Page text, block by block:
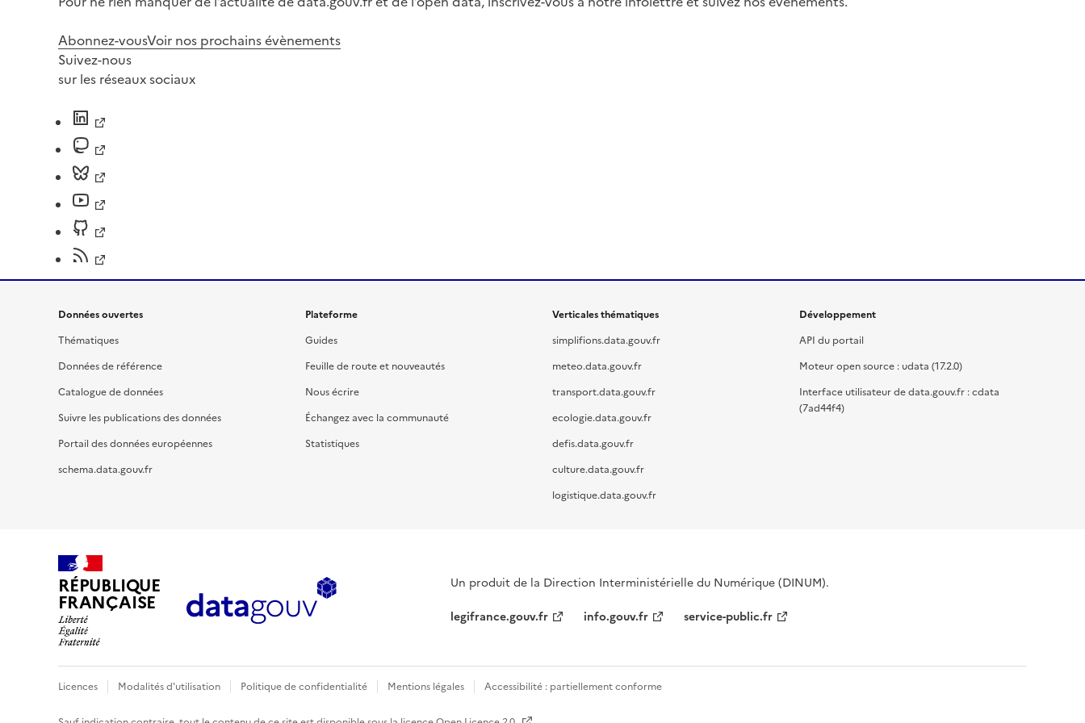
Abonnez-vousVoir nos prochains évènements
Suivez-nous
sur les réseaux sociaux
Données ouvertes
Thématiques
Données de référence
Catalogue de données
Suivre les publications des données
Portail des données européennes
schema.data.gouv.fr
Plateforme
Guides
Feuille de route et nouveautés
Nous écrire
Échangez avec la communauté
Statistiques
Verticales thématiques
simplifions.data.gouv.fr
meteo.data.gouv.fr
transport.data.gouv.fr
ecologie.data.gouv.fr
defis.data.gouv.fr
culture.data.gouv.fr
logistique.data.gouv.fr
Développement
API du portail
Moteur open source : udata (17.2.0)
Interface utilisateur de data.gouv.fr : cdata
(7ad44f4)
RÉPUBLIQUE
FRANÇAISE
Un produit de la Direction Interministérielle du Numérique (DINUM).
legifrance.gouv.fr
info.gouv.fr service-public.fr
Licences Modalités d'utilisation Politique de confidentialité Mentions légales Accessibilité : partiellement conforme